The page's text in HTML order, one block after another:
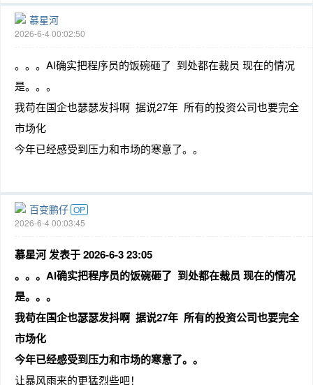
慕星河
2026-6-4 00:02:50
。。。AI确实把程序员的饭碗砸了 到处都在裁员 现在的情况
是。。。
我苟在国企也瑟瑟发抖啊 据说27年 所有的投资公司也要完全
市场化
今年已经感受到压力和市场的寒意了。。
百变鹏仔 OP
2026-6-4 00:03:45
慕星河 发表于 2026-6-3 23:05
。。。AI确实把程序员的饭碗砸了 到处都在裁员 现在的情况
是。。。
我苟在国企也瑟瑟发抖啊 据说27年 所有的投资公司也要完全
市场化
今年已经感受到压力和市场的寒意了。。
让暴风雨来的更猛烈些吧！